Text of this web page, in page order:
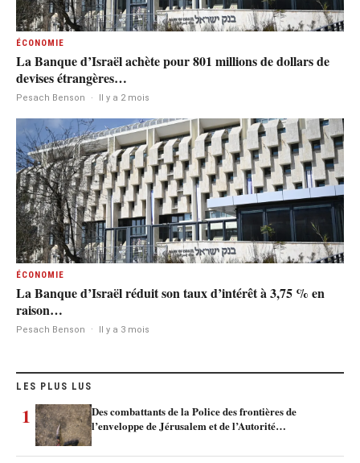
ÉCONOMIE
La Banque d’Israël achète pour 801 millions de dollars de
devises étrangères…
Pesach Benson · Il y a 2 mois
ÉCONOMIE
La Banque d’Israël réduit son taux d’intérêt à 3,75 % en
raison…
Pesach Benson · Il y a 3 mois
LES PLUS LUS
1
Des combattants de la Police des frontières de
l’enveloppe de Jérusalem et de l’Autorité…